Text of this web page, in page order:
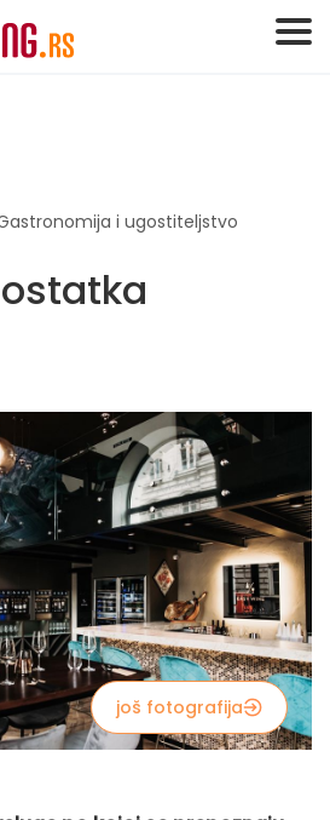
i ugostiteljstvo
još fotografija